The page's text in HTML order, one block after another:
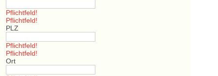
Pflichtfeld!
Pflichtfeld!
PLZ
Pflichtfeld!
Pflichtfeld!
Ort